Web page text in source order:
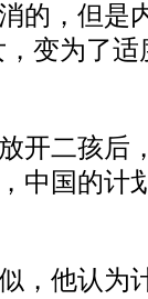
的，但是
变为了
二孩后
中国的计
他认为